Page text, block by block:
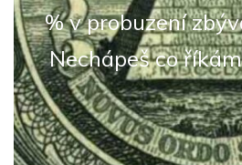
% v probuzení
Nechápeš co